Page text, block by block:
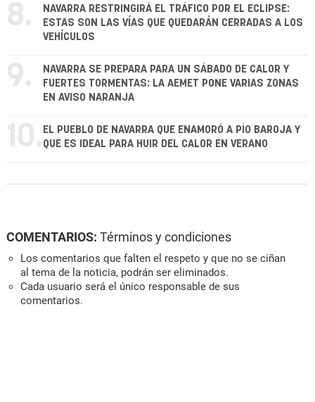
8.
NAVARRA RESTRINGIRÁ EL TRÁFICO POR EL ECLIPSE:
ESTAS SON LAS VÍAS QUE QUEDARÁN CERRADAS A LOS
VEHÍCULOS
9.
NAVARRA SE PREPARA PARA UN SÁBADO DE CALOR Y
FUERTES TORMENTAS: LA AEMET PONE VARIAS ZONAS
EN AVISO NARANJA
10. EL PUEBLO DE NAVARRA QUE ENAMORÓ A PÍO BAROJA Y
QUE ES IDEAL PARA HUIR DEL CALOR EN VERANO
COMENTARIOS: Términos y condiciones
Los comentarios que falten el respeto y que no se ciñan
al tema de la noticia, podrán ser eliminados.
Cada usuario será el único responsable de sus
comentarios.